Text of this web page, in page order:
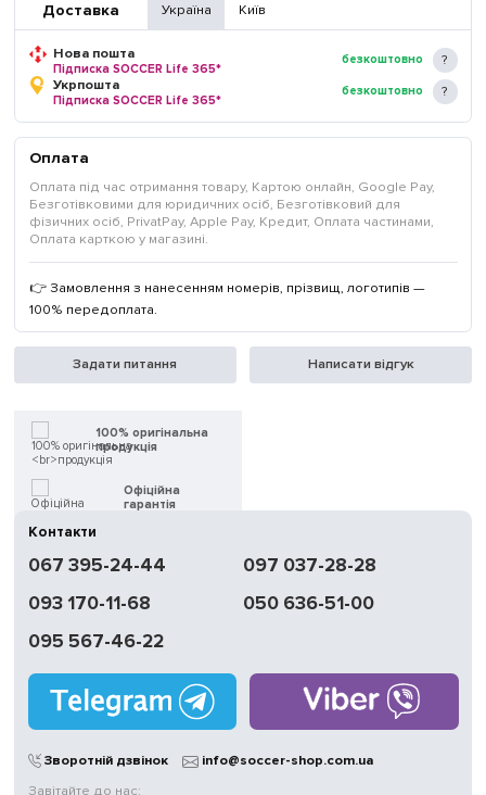
Доставка Україна Київ
Нова пошта
Підписка SOCCER Life 365*
безкоштовно
Укрпошта
Підписка SOCCER Life 365*
безкоштовно
Оплата
Оплата під час отримання товару, Картою онлайн, Google Pay,
Безготівковими для юридичних осіб, Безготівковий для
фізичних осіб, PrivatPay, Apple Pay, Кредит, Оплата частинами,
Оплата карткою у магазині.
👉 Замовлення з нанесенням номерів, прізвищ, логотипів —
100% передоплата.
Задати питання Написати відгук
100% оригінальна
продукція
Офіційна
гарантія
доставка
Обмін | Повернення
без вихідних
у Києві
Контакти
067 395-24-44
097 037-28-28
093 170-11-68
050 636-51-00
095 567-46-22
Зворотній дзвінок
info@soccer-shop.com.ua
Завітайте до нас: